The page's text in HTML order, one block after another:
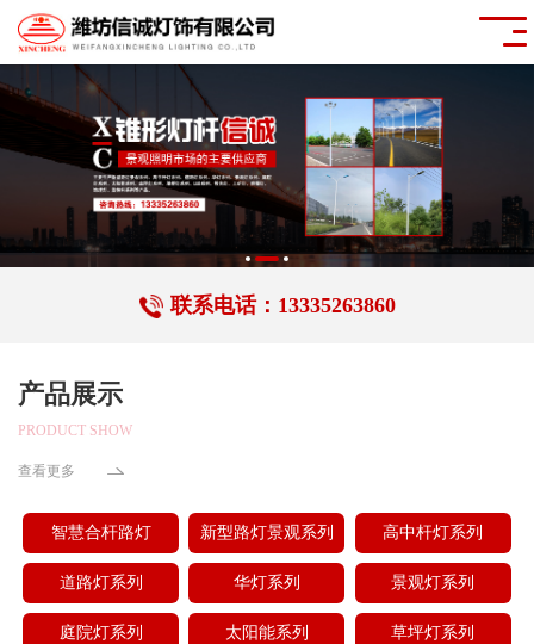
联系电话：13335263860
产品展示
PRODUCT SHOW
查看更多
智慧合杆路灯 新型路灯景观系列 高中杆灯系列
道路灯系列 华灯系列 景观灯系列
庭院灯系列 太阳能系列 草坪灯系列